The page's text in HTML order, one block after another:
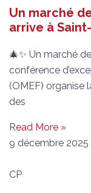
Un marché
arrive à
🎄✨ Un marché
conférence
(OMEF) organise
des
Read More »
9 décembre 2025
CP